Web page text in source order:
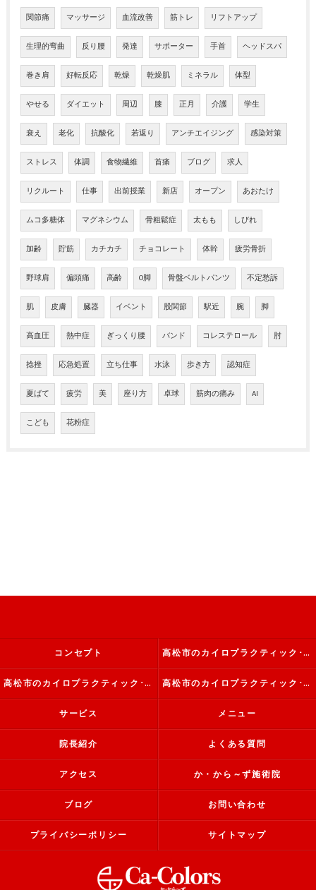
関節痛 マッサージ 血流改善 筋トレ リフトアップ
生理的弯曲 反り腰 発達 サポーター 手首 ヘッドスパ
巻き肩 好転反応 乾燥 乾燥肌 ミネラル 体型
やせる ダイエット 周辺 膝 正月 介護 学生
衰え 老化 抗酸化 若返り アンチエイジング 感染対策
ストレス 体調 食物繊維 首痛 ブログ 求人
リクルート 仕事 出前授業 新店 オープン あおたけ
ムコ多糖体 マグネシウム 骨粗鬆症 太もも しびれ
加齢 貯筋 カチカチ チョコレート 体幹 疲労骨折
野球肩 偏頭痛 高齢 O脚 骨盤ベルトパンツ 不定愁訴
肌 皮膚 臓器 イベント 股関節 駅近 腕 脚
高血圧 熱中症 ぎっくり腰 バンド コレステロール 肘
捻挫 応急処置 立ち仕事 水泳 歩き方 認知症
夏ばて 疲労 美 座り方 卓球 筋肉の痛み AI
こども 花粉症
コンセプト 高松市のカイロプラクティック･か・から～ず施術院の口コミ情報
高松市のカイロプラクティック･か・から～ず施術院の評判 高松市のカイロプラクティック･か・から～ず施術院のお客様の声
サービス メニュー
院長紹介 よくある質問
アクセス か・から～ず施術院
ブログ お問い合わせ
プライバシーポリシー サイトマップ